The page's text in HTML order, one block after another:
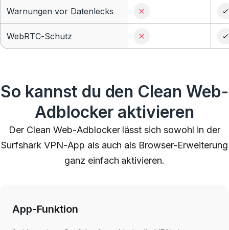
Warnungen vor Datenlecks
WebRTC-Schutz
So kannst du den Clean Web-
Adblocker aktivieren
Der Clean Web-Adblocker lässt sich sowohl in der
Surfshark VPN-App als auch als Browser-Erweiterung
ganz einfach aktivieren.
App-Funktion